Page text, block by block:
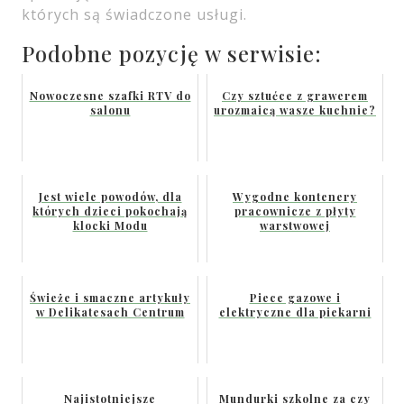
których są świadczone usługi.
Podobne pozycję w serwisie:
Nowoczesne szafki RTV do
salonu
Czy sztućce z grawerem
urozmaicą wasze kuchnie?
Jest wiele powodów, dla
których dzieci pokochają
klocki Modu
Wygodne kontenery
pracownicze z płyty
warstwowej
Świeże i smaczne artykuły
w Delikatesach Centrum
Piece gazowe i
elektryczne dla piekarni
Najistotniejsze
Mundurki szkolne za czy